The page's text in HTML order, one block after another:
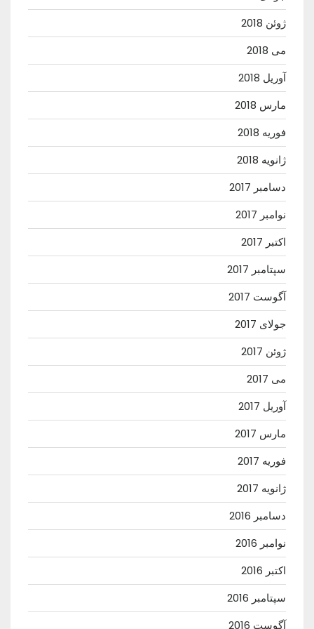
ژوئن 2018
می 2018
آوریل 2018
مارس 2018
فوریه 2018
ژانویه 2018
دسامبر 2017
نوامبر 2017
اکتبر 2017
سپتامبر 2017
آگوست 2017
جولای 2017
ژوئن 2017
می 2017
آوریل 2017
مارس 2017
فوریه 2017
ژانویه 2017
دسامبر 2016
نوامبر 2016
اکتبر 2016
سپتامبر 2016
آگوست 2016